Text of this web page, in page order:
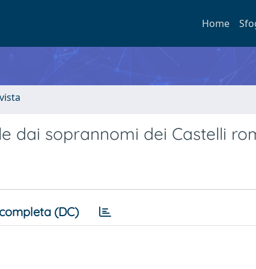
Home
dai soprannomi dei Castelli
(DC)